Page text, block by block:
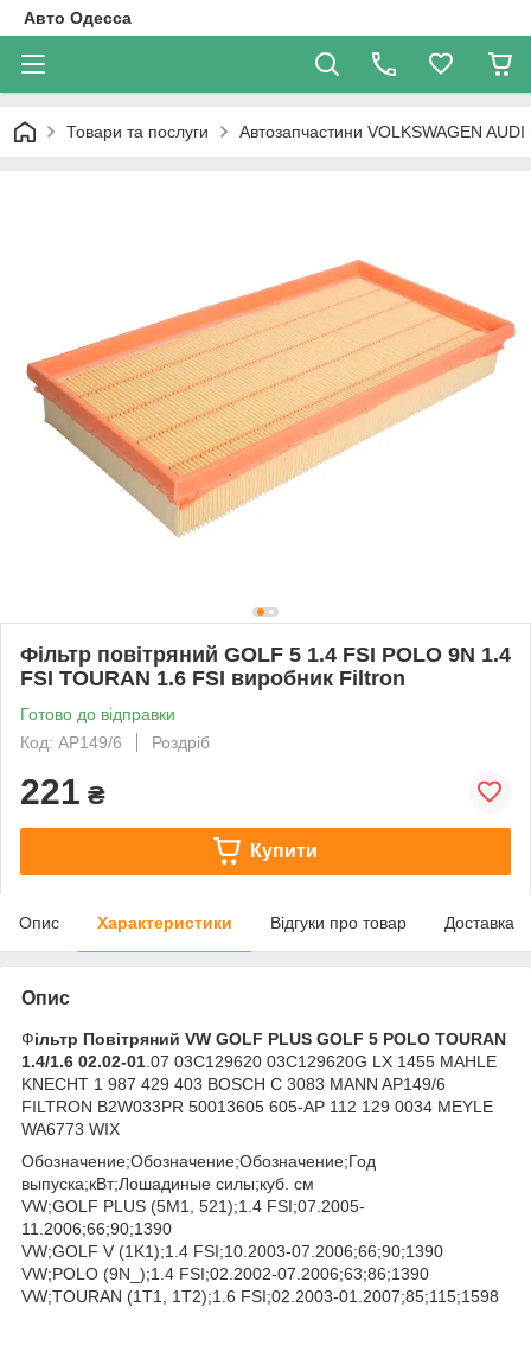
Авто Одесса
Товари та послуги Автозапчастини VOLKSWAGEN AUDI
Фільтр повітряний GOLF 5 1.4 FSI POLO 9N 1.4
FSI TOURAN 1.6 FSI виробник Filtron
Готово до відправки
Код: AP149/6
Роздріб
221 ₴
Купити
Опис Характеристики Відгуки про товар Доставка
Опис
Фільтр Повітряний VW GOLF PLUS GOLF 5 POLO TOURAN
1.4/1.6 02.02-01 .07 03C129620 03C129620G LX 1455 MAHLE
KNECHT 1 987 429 403 BOSCH C 3083 MANN AP149/6
FILTRON B2W033PR 50013605 605-AP 112 129 0034 MEYLE
WA6773 WIX
Обозначение;Обозначение;Обозначение;Год
выпуска;кВт;Лошадиные силы;куб. см
VW;GOLF PLUS (5M1, 521);1.4 FSI;07.2005-
11.2006;66;90;1390
VW;GOLF V (1K1);1.4 FSI;10.2003-07.2006;66;90;1390
VW;POLO (9N_);1.4 FSI;02.2002-07.2006;63;86;1390
VW;TOURAN (1T1, 1T2);1.6 FSI;02.2003-01.2007;85;115;1598